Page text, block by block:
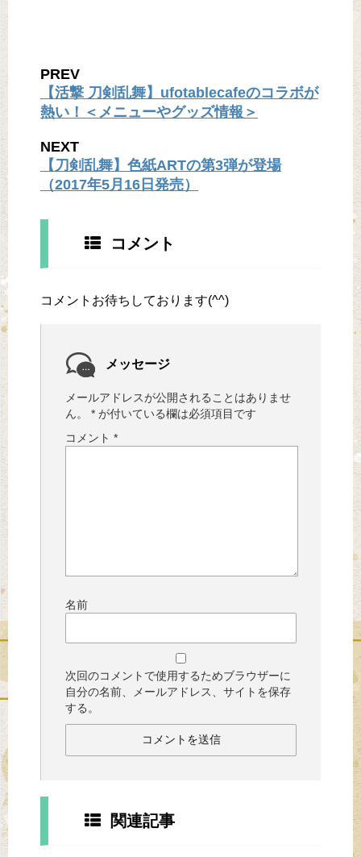
PREV
【活撃 刀剣乱舞】ufotablecafeのコラボが
熱い！＜メニューやグッズ情報＞
NEXT
【刀剣乱舞】色紙ARTの第3弾が登場
（2017年5月16日発売）
コメント
コメントお待ちしております(^^)
メッセージ
メールアドレスが公開されることはありませ
ん。
* が付いている欄は必須項目です
コメント *
名前
次回のコメントで使用するためブラウザーに
自分の名前、メールアドレス、サイトを保存
する。
関連記事